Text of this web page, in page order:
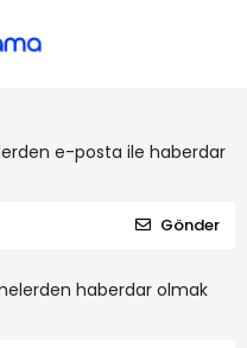
e-posta ile haberdar
Gönder
haberdar olmak